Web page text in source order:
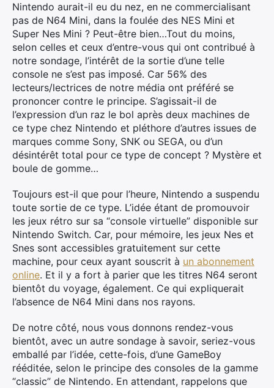
Nintendo aurait-il eu du nez, en ne commercialisant
pas de N64 Mini, dans la foulée des NES Mini et
Super Nes Mini ? Peut-être bien…Tout du moins,
selon celles et ceux d’entre-vous qui ont contribué à
notre sondage, l’intérêt de la sortie d’une telle
console ne s’est pas imposé. Car 56% des
lecteurs/lectrices de notre média ont préféré se
prononcer contre le principe. S’agissait-il de
l’expression d’un raz le bol après deux machines de
ce type chez Nintendo et pléthore d’autres issues de
marques comme Sony, SNK ou SEGA, ou d’un
désintérêt total pour ce type de concept ? Mystère et
boule de gomme…
Toujours est-il que pour l’heure, Nintendo a suspendu
toute sortie de ce type. L’idée étant de promouvoir
les jeux rétro sur sa “console virtuelle” disponible sur
Nintendo Switch. Car, pour mémoire, les jeux Nes et
Snes sont accessibles gratuitement sur cette
machine, pour ceux ayant souscrit à un abonnement
online. Et il y a fort à parier que les titres N64 seront
bientôt du voyage, également. Ce qui expliquerait
l’absence de N64 Mini dans nos rayons.
De notre côté, nous vous donnons rendez-vous
bientôt, avec un autre sondage à savoir, seriez-vous
emballé par l’idée, cette-fois, d’une GameBoy
rééditée, selon le principe des consoles de la gamme
“classic” de Nintendo. En attendant, rappelons que